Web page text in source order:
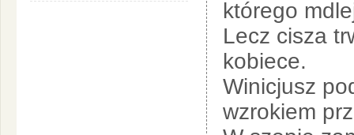
którego
Lecz cisza
kobiece.
Winicjusz
wzrokiem